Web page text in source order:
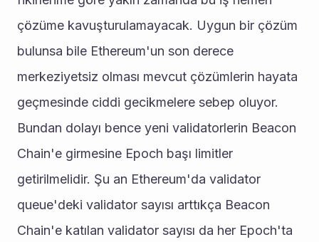
çözüme kavuşturulamayacak. Uygun bir çözüm
bulunsa bile Ethereum'un son derece
merkeziyetsiz olması mevcut çözümlerin hayata
geçmesinde ciddi gecikmelere sebep oluyor.
Bundan dolayı bence yeni validatorlerin Beacon
Chain'e girmesine Epoch başı limitler
getirilmelidir. Şu an Ethereum'da validator
queue'deki validator sayısı arttıkça Beacon
Chain'e katılan validator sayısı da her Epoch'ta